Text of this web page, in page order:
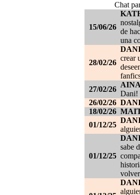
Chat
15/06/26
de
una
28/02/26
crear
27/02/26
Dani!
26/02/26
18/02/26
01/12/25
01/12/25
sabe